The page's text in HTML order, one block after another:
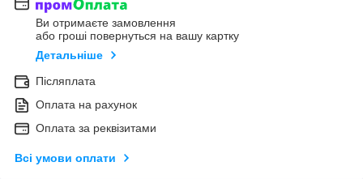
Ви отримаєте замовлення
або гроші повернуться на вашу картку
Детальніше
Післяплата
Оплата на рахунок
Оплата за реквізитами
Всі умови оплати